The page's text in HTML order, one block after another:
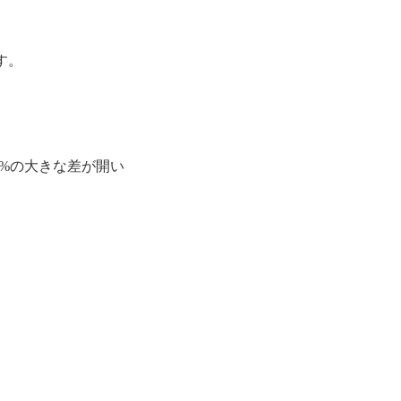
の大きな差が開い